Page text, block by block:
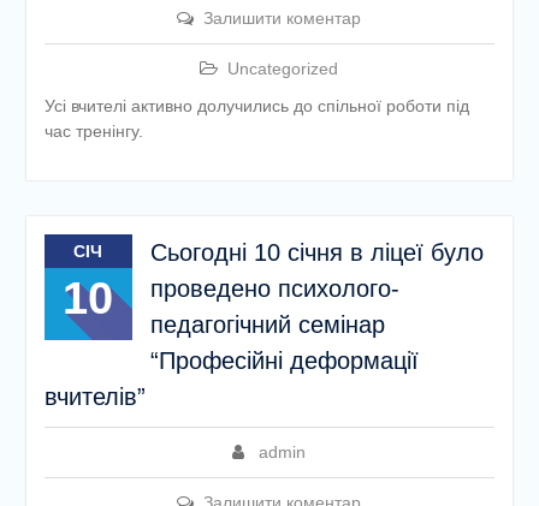
Залишити коментар
Uncategorized
Усі вчителі активно долучились до спільної роботи під
час тренінгу.
СІЧ
10
Сьогодні 10 січня в ліцеї було
проведено психолого-
педагогічний семінар
“Професійні деформації
вчителів”
admin